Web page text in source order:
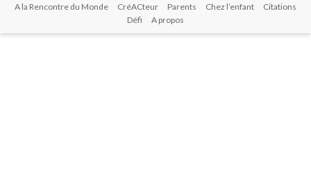
A la Rencontre du Monde
CréACteur Parents Chez l’enfant
Citations
Défi
A propos